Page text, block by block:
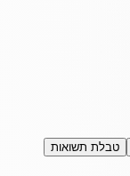
טבלת תשואות